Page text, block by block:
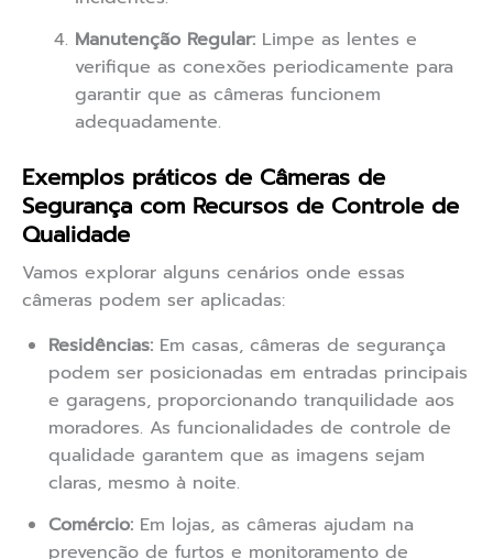
Manutenção Regular: Limpe as lentes e
verifique as conexões periodicamente para
garantir que as câmeras funcionem
adequadamente.
Exemplos práticos de Câmeras de
Segurança com Recursos de Controle de
Qualidade
Vamos explorar alguns cenários onde essas
câmeras podem ser aplicadas:
Residências: Em casas, câmeras de segurança
podem ser posicionadas em entradas principais
e garagens, proporcionando tranquilidade aos
moradores. As funcionalidades de controle de
qualidade garantem que as imagens sejam
claras, mesmo à noite.
Comércio: Em lojas, as câmeras ajudam na
prevenção de furtos e monitoramento de